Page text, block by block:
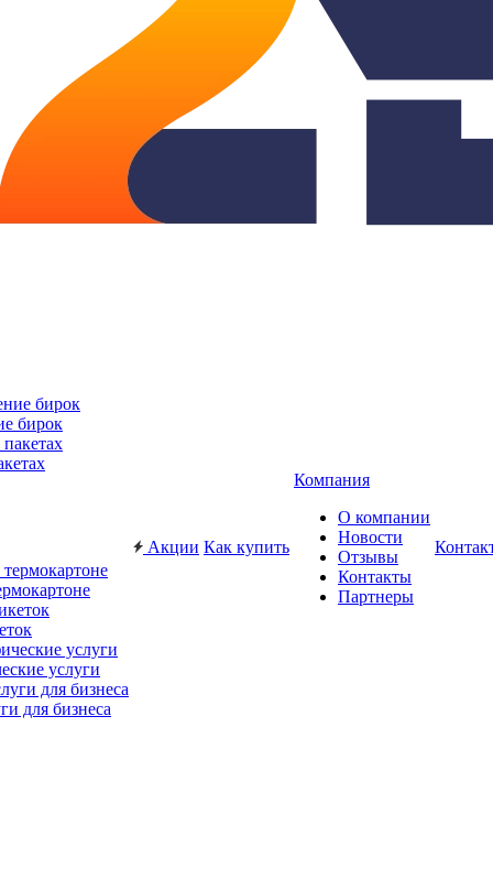
бирок
услуги
для бизнеса
Акции Как купить
Компания
О компании
Новости
Отзывы
Контакты
Партнеры